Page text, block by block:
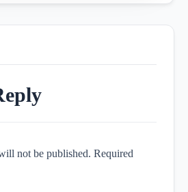
not be published. Required